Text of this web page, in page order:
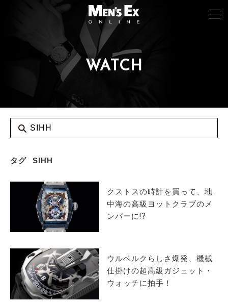
WATCH
タグ SIHH
クストスの時計を買って、地
中海の高級ヨットクラブのメ
ンバーに!?
ウルベルクらしさ爆発、機械
仕掛けの超高級ガジェット・
ウォッチに拍手！
CAR&BIKE
LIFESTYLE
COLUMN
MAGAZINE
ABOUT SITE
サイトマップ